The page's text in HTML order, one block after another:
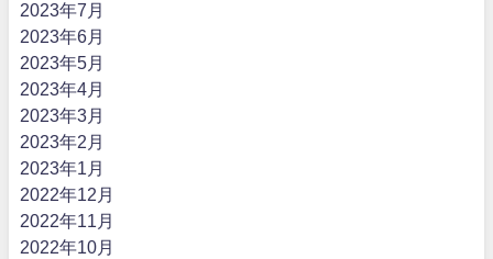
2023年7月
2023年6月
2023年5月
2023年4月
2023年3月
2023年2月
2023年1月
2022年12月
2022年11月
2022年10月